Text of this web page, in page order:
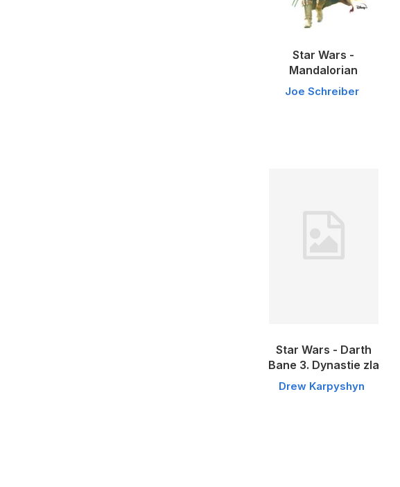
Star Wars -
Mandalorian
Joe Schreiber
Star Wars - Darth
Bane 3. Dynastie zla
Drew Karpyshyn